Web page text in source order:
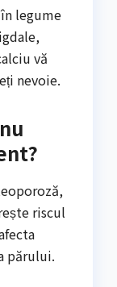
legume
vă
nevoie.
riscul
părului.